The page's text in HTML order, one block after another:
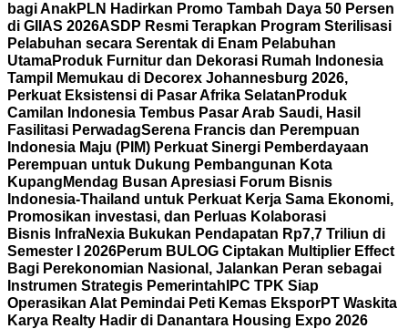
bagi AnakPLN Hadirkan Promo Tambah Daya 50 Persen
di GIIAS 2026ASDP Resmi Terapkan Program Sterilisasi
Pelabuhan secara Serentak di Enam Pelabuhan
UtamaProduk Furnitur dan Dekorasi Rumah Indonesia
Tampil Memukau di Decorex Johannesburg 2026,
Perkuat Eksistensi di Pasar Afrika Selatan Produk
Camilan Indonesia Tembus Pasar Arab Saudi, Hasil
Fasilitasi PerwadagSerena Francis dan Perempuan
Indonesia Maju (PIM) Perkuat Sinergi Pemberdayaan
Perempuan untuk Dukung Pembangunan Kota
Kupang Mendag Busan Apresiasi Forum Bisnis
Indonesia-Thailand untuk Perkuat Kerja Sama Ekonomi,
Promosikan investasi, dan Perluas Kolaborasi
Bisnis InfraNexia Bukukan Pendapatan Rp7,7 Triliun di
Semester I 2026Perum BULOG Ciptakan Multiplier Effect
Bagi Perekonomian Nasional, Jalankan Peran sebagai
Instrumen Strategis Pemerintah IPC TPK Siap
Operasikan Alat Pemindai Peti Kemas EksporPT Waskita
Karya Realty Hadir di Danantara Housing Expo 2026